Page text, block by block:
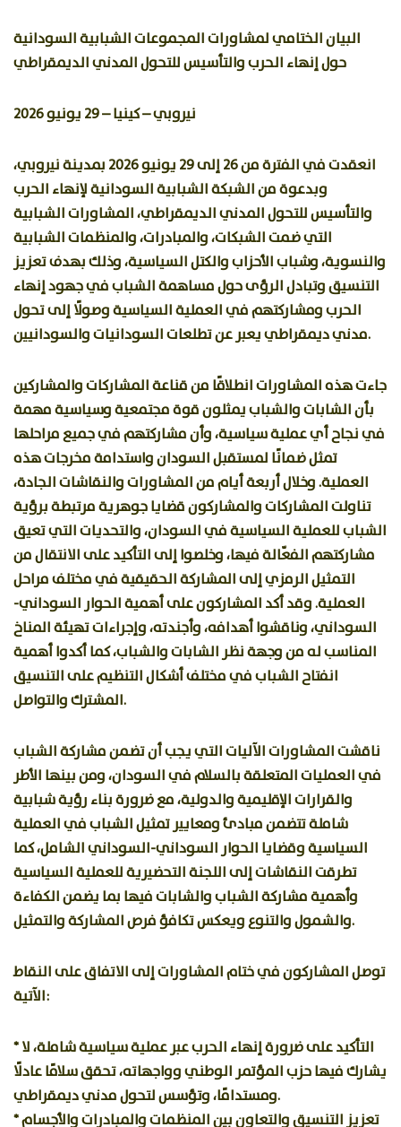
البيان الختامي لمشاورات المجموعات الشبابية السودانية
حول إنهاء الحرب والتأسيس للتحول المدني الديمقراطي
نيروبي – كينيا – 29 يونيو 2026
انعقدت في الفترة من 26 إلى 29 يونيو 2026 بمدينة نيروبي،
وبدعوة من الشبكة الشبابية السودانية لإنهاء الحرب
والتأسيس للتحول المدني الديمقراطي، المشاورات الشبابية
التي ضمت الشبكات، والمبادرات، والمنظمات الشبابية
والنسوية، وشباب الأحزاب والكتل السياسية، وذلك بهدف تعزيز
التنسيق وتبادل الرؤى حول مساهمة الشباب في جهود إنهاء
الحرب ومشاركتهم في العملية السياسية وصولًا إلى تحول
مدني ديمقراطي يعبر عن تطلعات السودانيات والسودانيين.
جاءت هذه المشاورات انطلاقًا من قناعة المشاركات والمشاركين
بأن الشابات والشباب يمثلون قوة مجتمعية وسياسية مهمة
في نجاح أي عملية سياسية، وأن مشاركتهم في جميع مراحلها
تمثل ضمانًا لمستقبل السودان واستدامة مخرجات هذه
العملية. وخلال أربعة أيام من المشاورات والنقاشات الجادة،
تناولت المشاركات والمشاركون قضايا جوهرية مرتبطة برؤية
الشباب للعملية السياسية في السودان، والتحديات التي تعيق
مشاركتهم الفعّالة فيها، وخلصوا إلى التأكيد على الانتقال من
التمثيل الرمزي إلى المشاركة الحقيقية في مختلف مراحل
العملية. وقد أكد المشاركون على أهمية الحوار السوداني-
السوداني، وناقشوا أهدافه، وأجندته، وإجراءات تهيئة المناخ
المناسب له من وجهة نظر الشابات والشباب، كما أكدوا أهمية
انفتاح الشباب في مختلف أشكال التنظيم على التنسيق
المشترك والتواصل.
ناقشت المشاورات الآليات التي يجب أن تضمن مشاركة الشباب
في العمليات المتعلقة بالسلام في السودان، ومن بينها الأطر
والقرارات الإقليمية والدولية، مع ضرورة بناء رؤية شبابية
شاملة تتضمن مبادئ ومعايير تمثيل الشباب في العملية
السياسية وقضايا الحوار السوداني-السوداني الشامل، كما
تطرقت النقاشات إلى اللجنة التحضيرية للعملية السياسية
وأهمية مشاركة الشباب والشابات فيها بما يضمن الكفاءة
والشمول والتنوع ويعكس تكافؤ فرص المشاركة والتمثيل.
توصل المشاركون في ختام المشاورات إلى الاتفاق على النقاط
الآتية:
* التأكيد على ضرورة إنهاء الحرب عبر عملية سياسية شاملة، لا
يشارك فيها حزب المؤتمر الوطني وواجهاته، تحقق سلامًا عادلًا
ومستدامًا، وتؤسس لتحول مدني ديمقراطي.
* تعزيز التنسيق والتعاون بين المنظمات والمبادرات والأجسام